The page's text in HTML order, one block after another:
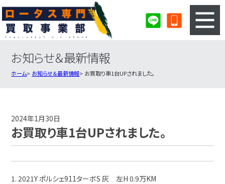
3ステップのカンタン査定
ロータス買取実績
お知らせ＆最新情報
ホーム お知らせ＆最新情報 お買取り車1台UPされました。
2024年1月30日
お買取り車1台UPされました。
1. 2021Y ポルシェ911ターボS 灰 左H 0.9万KM